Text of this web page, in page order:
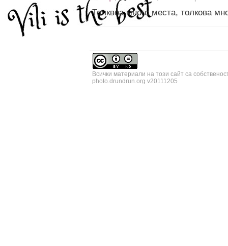
Толквоа много места, толкова
Всички материали на този сайт са
photo.drundrun.org v20111205